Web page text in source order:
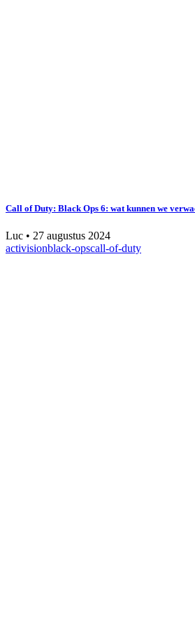
Call of Duty: Black Ops 6: wat kunnen we
Luc • 27 augustus 2024
activisionblack-opscall-of-duty